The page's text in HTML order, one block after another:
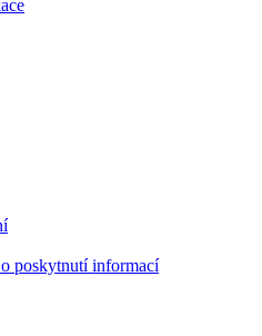
poskytnutí informací